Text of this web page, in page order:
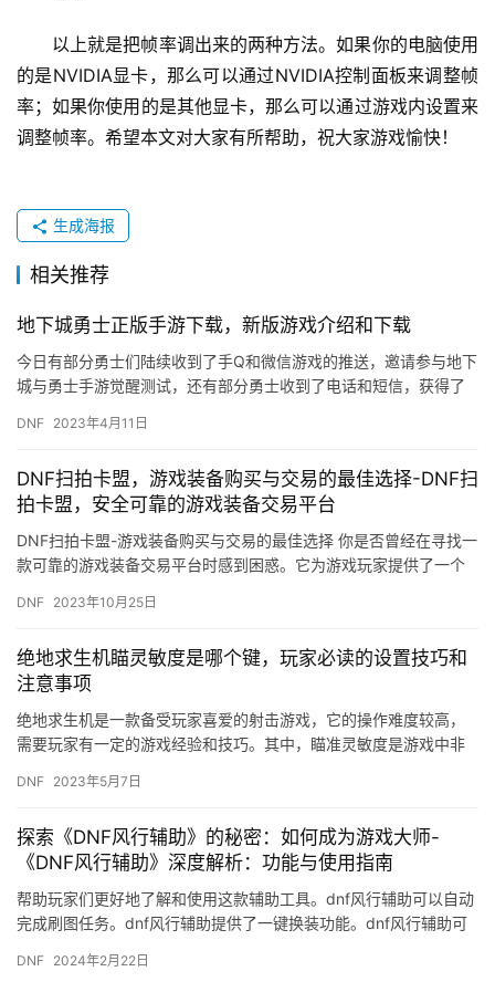
以上就是把帧率调出来的两种方法。如果你的电脑使用
的是NVIDIA显卡，那么可以通过NVIDIA控制面板来调整帧
率；如果你使用的是其他显卡，那么可以通过游戏内设置来
调整帧率。希望本文对大家有所帮助，祝大家游戏愉快！
生成海报
相关推荐
地下城勇士正版手游下载，新版游戏介绍和下载
今日有部分勇士们陆续收到了手Q和微信游戏的推送，邀请参与地下
城与勇士手游觉醒测试，还有部分勇士收到了电话和短信，获得了
的勇…
DNF 2023年4月11日
DNF扫拍卡盟，游戏装备购买与交易的最佳选择-DNF扫
拍卡盟，安全可靠的游戏装备交易平台
DNF扫拍卡盟-游戏装备购买与交易的最佳选择 你是否曾经在寻找一
款可靠的游戏装备交易平台时感到困惑。它为游戏玩家提供了一个
DNF 2023年10月25日
绝地求生机瞄灵敏度是哪个键，玩家必读的设置技巧和
注意事项
绝地求生机是一款备受玩家喜爱的射击游戏，它的操作难度较高，
需要玩家有一定的游戏经验和技巧。其中，瞄准灵敏度是游戏中非
绝地求…
DNF 2023年5月7日
探索《DNF风行辅助》的秘密：如何成为游戏大师-
《DNF风行辅助》深度解析：功能与使用指南
帮助玩家们更好地了解和使用这款辅助工具。dnf风行辅助可以自动
完成刷图任务。dnf风行辅助提供了一键换装功能。dnf风行辅助可
DNF 2024年2月22日